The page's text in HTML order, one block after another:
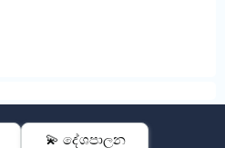
💫 දේශපාලන